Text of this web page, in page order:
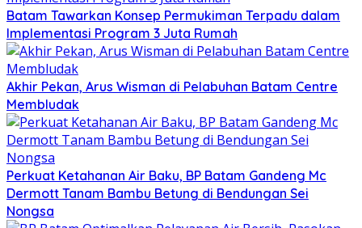
Batam Tawarkan Konsep Permukiman Terpadu dalam
Implementasi Program 3 Juta Rumah
Akhir Pekan, Arus Wisman di Pelabuhan Batam Centre
Membludak
Perkuat Ketahanan Air Baku, BP Batam Gandeng Mc
Dermott Tanam Bambu Betung di Bendungan Sei
Nongsa